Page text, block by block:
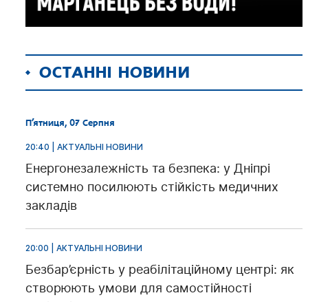
ОСТАННІ НОВИНИ
П’ятниця, 07 Серпня
20:40 | АКТУАЛЬНІ НОВИНИ
Енергонезалежність та безпека: у Дніпрі
системно посилюють стійкість медичних
закладів
20:00 | АКТУАЛЬНІ НОВИНИ
Безбар’єрність у реабілітаційному центрі: як
створюють умови для самостійності